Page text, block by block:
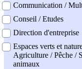
Communication /
Conseil / Etudes
Direction d'entreprise
Espaces verts et
Agriculture / Pêche /
animaux